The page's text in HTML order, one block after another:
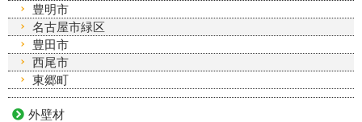
豊明市
名古屋市緑区
豊田市
西尾市
東郷町
外壁材